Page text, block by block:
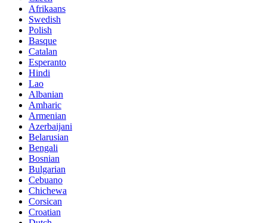
Afrikaans
Swedish
Polish
Basque
Catalan
Esperanto
Hindi
Lao
Albanian
Amharic
Armenian
Azerbaijani
Belarusian
Bengali
Bosnian
Bulgarian
Cebuano
Chichewa
Corsican
Croatian